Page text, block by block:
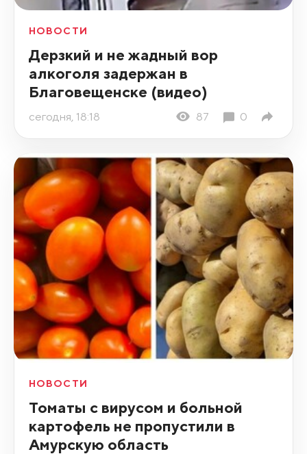
НОВОСТИ
Дерзкий и не жадный вор
алкоголя задержан в
Благовещенске (видео)
сегодня, 18:18 87 0
НОВОСТИ
Томаты с вирусом и больной
картофель не пропустили в
Амурскую область